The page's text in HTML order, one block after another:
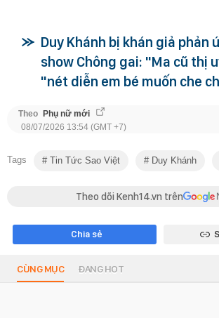
Duy Khánh bị khán giả phản
show Chông gai: "Ma cũ thị
"nét diễn em bé muốn che
Theo Phụ nữ mới
08/07/2026 13:54 (GMT +7)
Tags Tin Tức Sao Việt Duy Khánh
Theo dõi Kenh14.vn trên
Chia sẻ
CÙNG MỤC ĐANG HOT